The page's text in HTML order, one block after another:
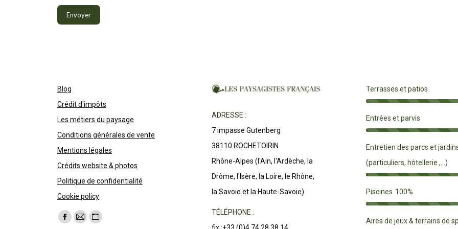
Blog
Crédit d'impôts
Les métiers du paysage
Conditions générales de vente
Mentions légales
Crédits website & photos
Politique de confidentialité
Cookie policy
Trouvez nous sur :
La La La
ADRESSE :
7 impasse Gutenberg
38110 ROCHETOIRIN
Rhône-Alpes (l'Ain, l'Ardèche, la
Drôme, l'Isère, la Loire, le Rhône,
la Savoie et la Haute-Savoie)
TÉLÉPHONE :
Terrasses et patios
Entrées et parvis
Entretien des parcs et
(particuliers, hôtellerie ,...)
Piscines 100%
Aires de jeux & terrains de